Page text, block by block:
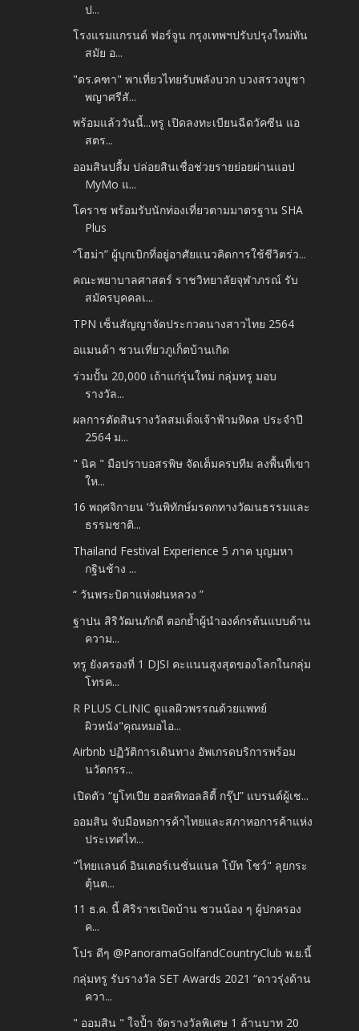
ป...
โรงแรมแกรนด์ ฟอร์จูน กรุงเทพฯปรับปรุงใหม่ทัน
สมัย อ...
"ดร.คฑา" พาเที่ยวไทยรับพลังบวก บวงสรวงบูชา
พญาศรีสั...
พร้อมแล้ววันนี้...ทรู เปิดลงทะเบียนฉีดวัคซีน แอ
สตร...
ออมสินปลื้ม ปล่อยสินเชื่อช่วยรายย่อยผ่านแอป
MyMo แ...
โคราช พร้อมรับนักท่องเที่ยวตามมาตรฐาน SHA
Plus
“โฮม่า” ผู้บุกเบิกที่อยู่อาศัยแนวคิดการใช้ชีวิตร่ว...
คณะพยาบาลศาสตร์ ราชวิทยาลัยจุฬาภรณ์ รับ
สมัครบุคคลเ...
TPN เซ็นสัญญาจัดประกวดนางสาวไทย 2564
อแมนด้า ชวนเที่ยวภูเก็ตบ้านเกิด
ร่วมปั้น 20,000 เถ้าแก่รุ่นใหม่ กลุ่มทรู มอบ
รางวัล...
ผลการตัดสินรางวัลสมเด็จเจ้าฟ้ามหิดล ประจำปี
2564 ม...
" นิค " มือปราบอสรพิษ จัดเต็มครบทีม ลงพื้นที่เขา
ให...
16 พฤศจิกายน ‘วันพิทักษ์มรดกทางวัฒนธรรมและ
ธรรมชาติ...
Thailand Festival Experience 5 ภาค บุญมหา
กฐินช้าง ...
“ วันพระบิดาแห่งฝนหลวง ”
ฐาปน สิริวัฒนภักดี ตอกย้ำผู้นำองค์กรต้นแบบด้าน
ความ...
ทรู ยังครองที่ 1 DJSI คะแนนสูงสุดของโลกในกลุ่ม
โทรค...
R PLUS CLINIC ดูแลผิวพรรณด้วยแพทย์
ผิวหนัง"คุณหมอไอ...
Airbnb ปฏิวัติการเดินทาง อัพเกรดบริการพร้อม
นวัตกรร...
เปิดตัว “ยูโทเปีย ฮอสพิทอลลิตี้ กรุ๊ป” แบรนด์ผู้เช...
ออมสิน จับมือหอการค้าไทยและสภาหอการค้าแห่ง
ประเทศไท...
"ไทยแลนด์ อินเตอร์เนชั่นแนล โบ๊ท โชว์" ลุยกระ
ตุ้นต...
11 ธ.ค. นี้ ศิริราชเปิดบ้าน ชวนน้อง ๆ ผู้ปกครอง
ค...
โปร ดีๆ @PanoramaGolfandCountryClub พ.ย.นี้
กลุ่มทรู รับรางวัล SET Awards 2021 “ดาวรุ่งด้าน
ควา...
" ออมสิน " ใจป้ำ จัดรางวัลพิเศษ 1 ล้านบาท 20